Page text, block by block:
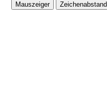
Mauszeiger Zeichenabstand